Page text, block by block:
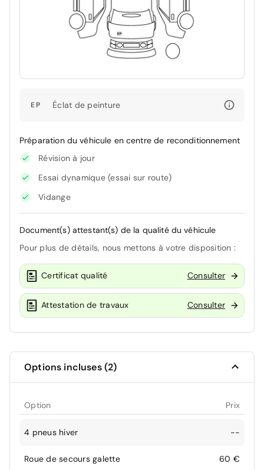
EP Éclat de peinture
Préparation du véhicule en centre de reconditionnement
Révision à jour
Essai dynamique (essai sur route)
Vidange
Document(s) attestant(s) de la qualité du véhicule
Pour plus de détails, nous mettons à votre disposition :
Certificat qualité Consulter
Attestation de travaux Consulter
Options incluses (2)
Option Prix
4 pneus hiver --
Roue de secours galette 60 €